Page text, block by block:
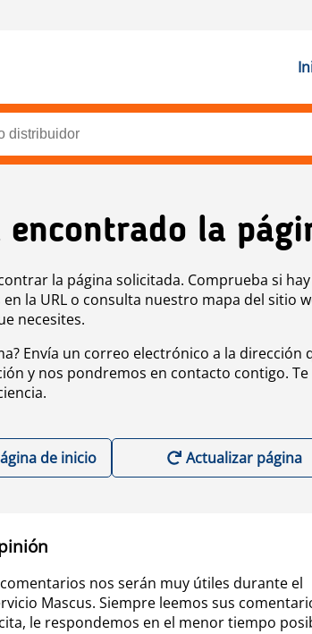
encontrado la
la página solicitada. Comprueba si hay
la URL o consulta nuestro mapa del sitio
necesites.
Envía un correo electrónico a la dirección
y nos pondremos en contacto contigo. Te
de inicio Actualizar página
nos serán muy útiles durante el
Mascus. Siempre leemos sus
le respondemos en el menor tiempo